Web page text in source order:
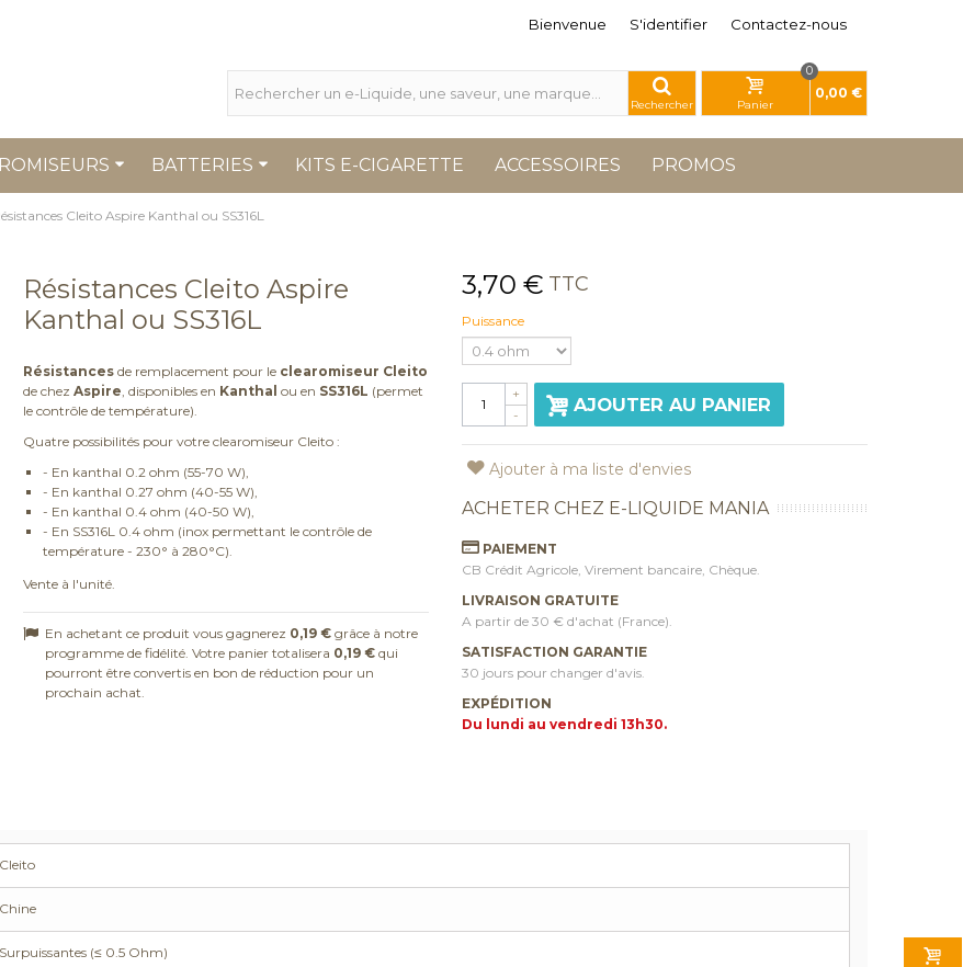
Contactez-nous
Bienvenue S'identifier
Rechercher Panier
0
0,00 €
BATTERIES KITS E-CIGARETTE ACCESSOIRES PROMOS
Cleito Aspire Kanthal ou SS316L
Résistances Cleito Aspire
Kanthal ou SS316L
Résistancesde remplacement pour le clearomiseur Cleito
de chez Aspire , disponibles en Kanthal ou en SS316L (permet
le contrôle de température).
Quatre possibilités pour votre clearomiseur Cleito :
- En kanthal 0.2 ohm (55-70 W),
- En kanthal 0.27 ohm (40-55 W),
- En kanthal 0.4 ohm (40-50 W),
- En SS316L 0.4 ohm (inox permettant le contrôle de
température - 230° à 280°C).
Vente à l'unité.
En achetant ce produit vous gagnerez 0,19 €grâce à notre
programme de fidélité. Votre panier totalisera 0,19 €qui
pourront être convertis en bon de réduction pour un
prochain achat.
3,70 € TTC
Puissance
-
+
AJOUTER AU PANIER
Ajouter à ma liste d'envies
ACHETER CHEZ E-LIQUIDE MANIA
PAIEMENT
CB Crédit Agricole, Virement bancaire, Chèque.
LIVRAISON GRATUITE
A partir de 30 € d'achat (France).
SATISFACTION GARANTIE
30 jours pour changer d'avis.
EXPÉDITION
Du lundi au vendredi 13h30.
Cleito
Chine
Surpuissantes (≤ 0.5 Ohm)